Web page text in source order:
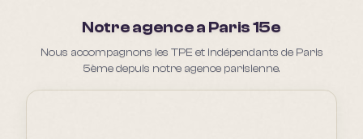
Notre agence a Paris 15e
Nous accompagnons les TPE et indépendants de Paris
5ème depuis notre agence parisienne.